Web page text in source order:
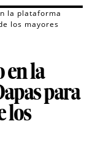
la plataforma
los mayores
en la
para
los